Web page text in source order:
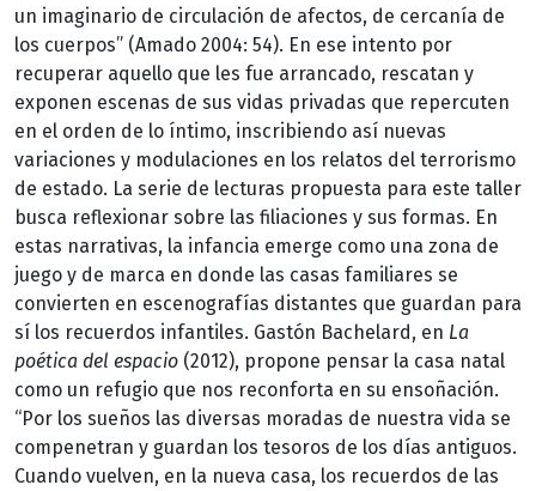
un imaginario de circulación de afectos, de cercanía de
los cuerpos” (Amado 2004: 54). En ese intento por
recuperar aquello que les fue arrancado, rescatan y
exponen escenas de sus vidas privadas que repercuten
en el orden de lo íntimo, inscribiendo así nuevas
variaciones y modulaciones en los relatos del terrorismo
de estado. La serie de lecturas propuesta para este taller
busca reflexionar sobre las filiaciones y sus formas. En
estas narrativas, la infancia emerge como una zona de
juego y de marca en donde las casas familiares se
convierten en escenografías distantes que guardan para
sí los recuerdos infantiles. Gastón Bachelard, en La
poética del espacio (2012), propone pensar la casa natal
como un refugio que nos reconforta en su ensoñación.
“Por los sueños las diversas moradas de nuestra vida se
compenetran y guardan los tesoros de los días antiguos.
Cuando vuelven, en la nueva casa, los recuerdos de las